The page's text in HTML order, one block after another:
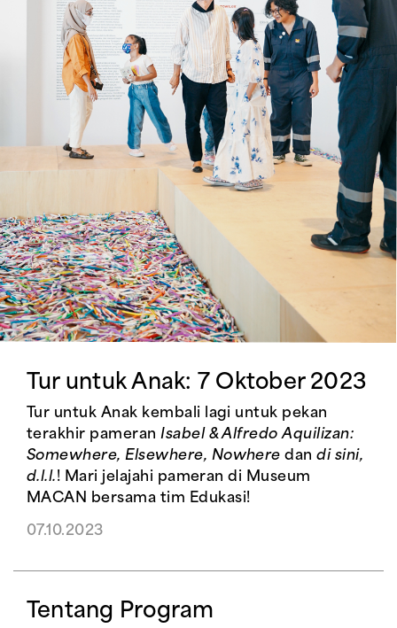
Tur untuk Anak: 7 Oktober 2023
Tur untuk Anak kembali lagi untuk pekan
terakhir pameranIsabel & Alfredo Aquilizan:
Somewhere, Elsewhere, Nowheredandi sini,
d.l.l.! Mari jelajahi pameran di Museum
MACAN bersama tim Edukasi!
07.10.2023
Tentang Program